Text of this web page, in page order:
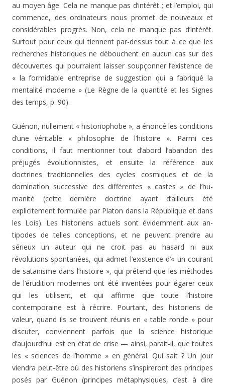
au moyen âge. Cela ne manque pas d’intérêt ; et l’emploi, qui
commence, des ordinateurs nous promet de nouveaux et
considérables progrès. Non, cela ne manque pas d’intérêt.
Surtout pour ceux qui tiennent par-dessus tout à ce que les
recherches historiques ne débouchent en aucun cas sur des
découvertes qui pourraient laisser soupçonner l’existence de
« la formidable entreprise de suggestion qui a fabriqué la
mentalité moderne » (Le Règne de la quantité et les Signes
des temps, p. 90).
Guénon, nullement « historiophobe », a énoncé les con­ditions
d’une véritable « philosophie de l’histoire ». Parmi ces
conditions, il faut mentionner tout d’abord l’abandon des
préjugés évolutionnistes, et ensuite la référence aux
doctrines traditionnelles des cycles cosmiques et de la
domination successive des différentes « castes » de l’hu­
manité (cette dernière doctrine ayant d’ailleurs été
explicitement formulée par Platon dans la République et dans
les Lois). Les historiens actuels sont évidemment aux an­
tipodes de telles conceptions, et ne peuvent prendre au
sérieux un auteur qui ne croit pas au hasard ni aux
révolutions spontanées, qui admet l’existence d’« un courant
de satanisme dans l’histoire », qui prétend que les méthodes
de l’érudition modernes ont été inventées pour égarer ceux
qui les utilisent, et qui affirme que toute l’histoire
contemporaine est à récrire. Pourtant, des historiens de
valeur, quand ils se trouvent réunis en « ta­ble ronde » pour
discuter, conviennent parfois que la scien­ce historique
d’aujourd’hui est en état de crise — ainsi, parait-il, que toutes
les « sciences de l’homme » en géné­ral. Qui sait ? Un jour
viendra peut-être où des historiens s’inspireront des principes
posés par Guénon (principes métaphysiques, c’est à dire